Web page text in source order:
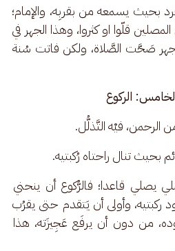
بحيث يسمعه من بقربِه، والإمام؛
قلّوا او كثروا، وهذا الجهر في
صَحَّت الصَّلاة، ولكن فاتت سُنة
الركوع
الرحمن، فيْه التَّذلُّل.
بحيث تنال راحتاه رُكبتيه.
يصلي قاعدا؛ فالرُّكوع أن ينحني
وأولى أن يَتقدم حتى يقرُب
من دون أن يرفَع عَجِيزَته، هذا